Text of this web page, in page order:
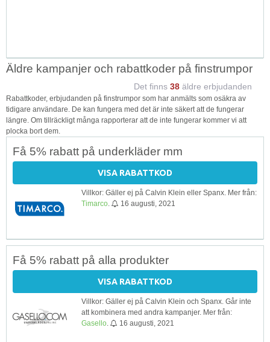
Äldre kampanjer och rabattkoder på finstrumpor
Det finns 38 äldre erbjudanden
Rabattkoder, erbjudanden på finstrumpor som har anmälts som osäkra av
tidigare användare. De kan fungera med det är inte säkert att de fungerar
längre. Om tillräckligt många rapporterar att de inte fungerar kommer vi att
plocka bort dem.
Få 5% rabatt på underkläder mm
VISA RABATTKOD
Villkor: Gäller ej på Calvin Klein eller Spanx. Mer från:
Timarco
16 augusti, 2021
Få 5% rabatt på alla produkter
VISA RABATTKOD
Villkor: Gäller ej på Calvin Klein och Spanx. Går inte
att kombinera med andra kampanjer. Mer från:
Gasello
16 augusti, 2021